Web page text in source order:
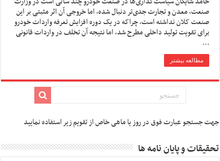
صنعت، معدن و تجارت جدی‌تر دنبال شده، اما خروجی آن اثر مثبتی بر این
صنعت کلان نداشته است، چراکه در یک دوره افزایش تعرفه واردات خودرو
برای تقویت تولید داخلی مطرح شد، اما نتیجه آن تخلف در واردات قانونی
…
مطالعه بیشتر
جهت جستجو عبارت فوق در روز یا ماهی خاص از تقویم زیر استفاده نمایید
تحقیقات و پایان نامه ها